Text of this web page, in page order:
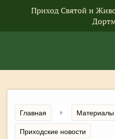
Приход Святой и
Главная
Материалы
Приходские новости